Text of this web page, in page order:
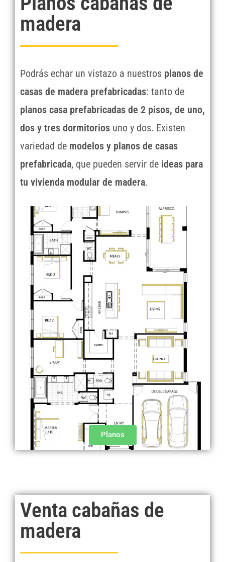
madera
Podrás echar un vistazo a nuestros planos de
casas de madera prefabricadas: tanto de
planos casa prefabricadas de 2 pisos, de uno,
dos y tres dormitorios uno y dos. Existen
variedad de modelos y planos de casas
prefabricada, que pueden servir de ideas para
tu vivienda modular de madera.
Planos
Venta cabañas de
madera